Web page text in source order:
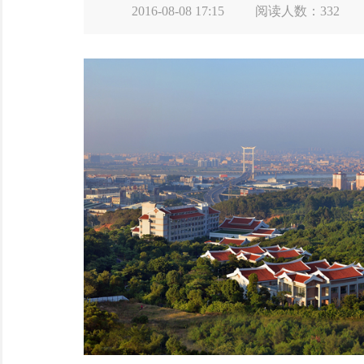
2016-08-08 17:15 阅读人数： 332